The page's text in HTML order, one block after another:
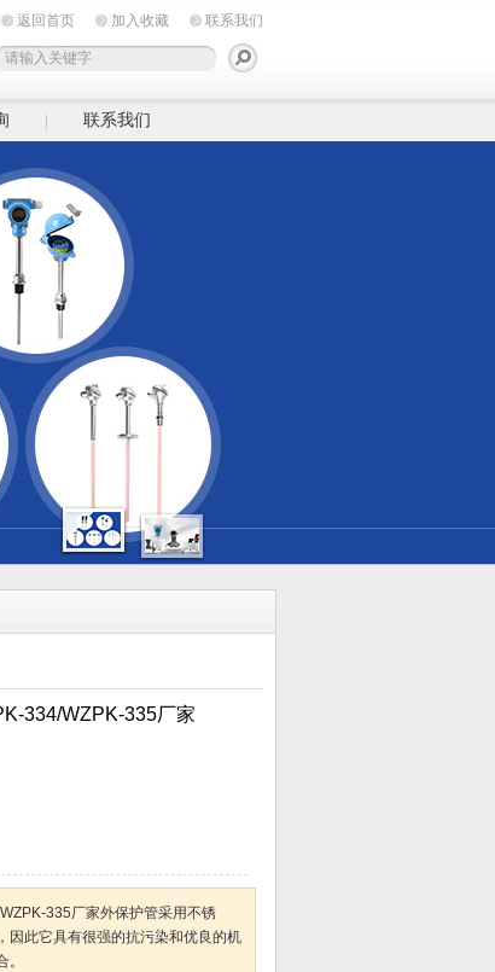
返回首页 加入收藏 联系我们
联系我们
334/WZPK-335厂家
335厂家外保护管采用不锈
因此它具有很强的抗污染和优良的机